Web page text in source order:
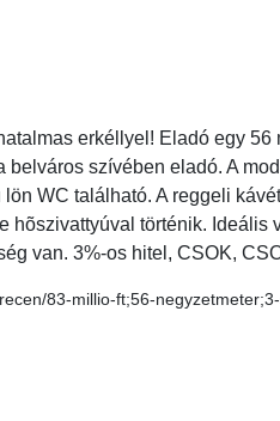
erkéllyel! Eladó egy
belváros szívében eladó. A
WC található. A reggeli
hõszivattyúval történik.
van. 3%-os hitel, CSOK,
83-millio-ft;56-